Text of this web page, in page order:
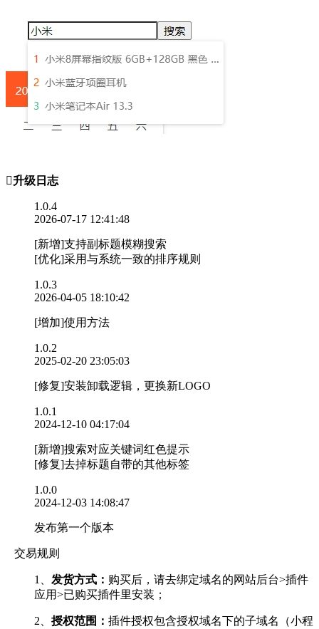
升级日志
1.0.4
2026-07-17 12:41:48
[新增]支持副标题模糊搜索
[优化]采用与系统一致的排序规则
1.0.3
2026-04-05 18:10:42
[增加]使用方法
1.0.2
2025-02-20 23:05:03
[修复]安装卸载逻辑，更换新LOGO
1.0.1
2024-12-10 04:17:04
[新增]搜索对应关键词红色提示
[修复]去掉标题自带的其他标签
1.0.0
2024-12-03 14:08:47
发布第一个版本
交易规则
1、 发货方式： 购买后，请去绑定域名的网站后台>插件
应用>已购买插件里安装；
2、 授权范围： 插件授权包含授权域名下的子域名（小程